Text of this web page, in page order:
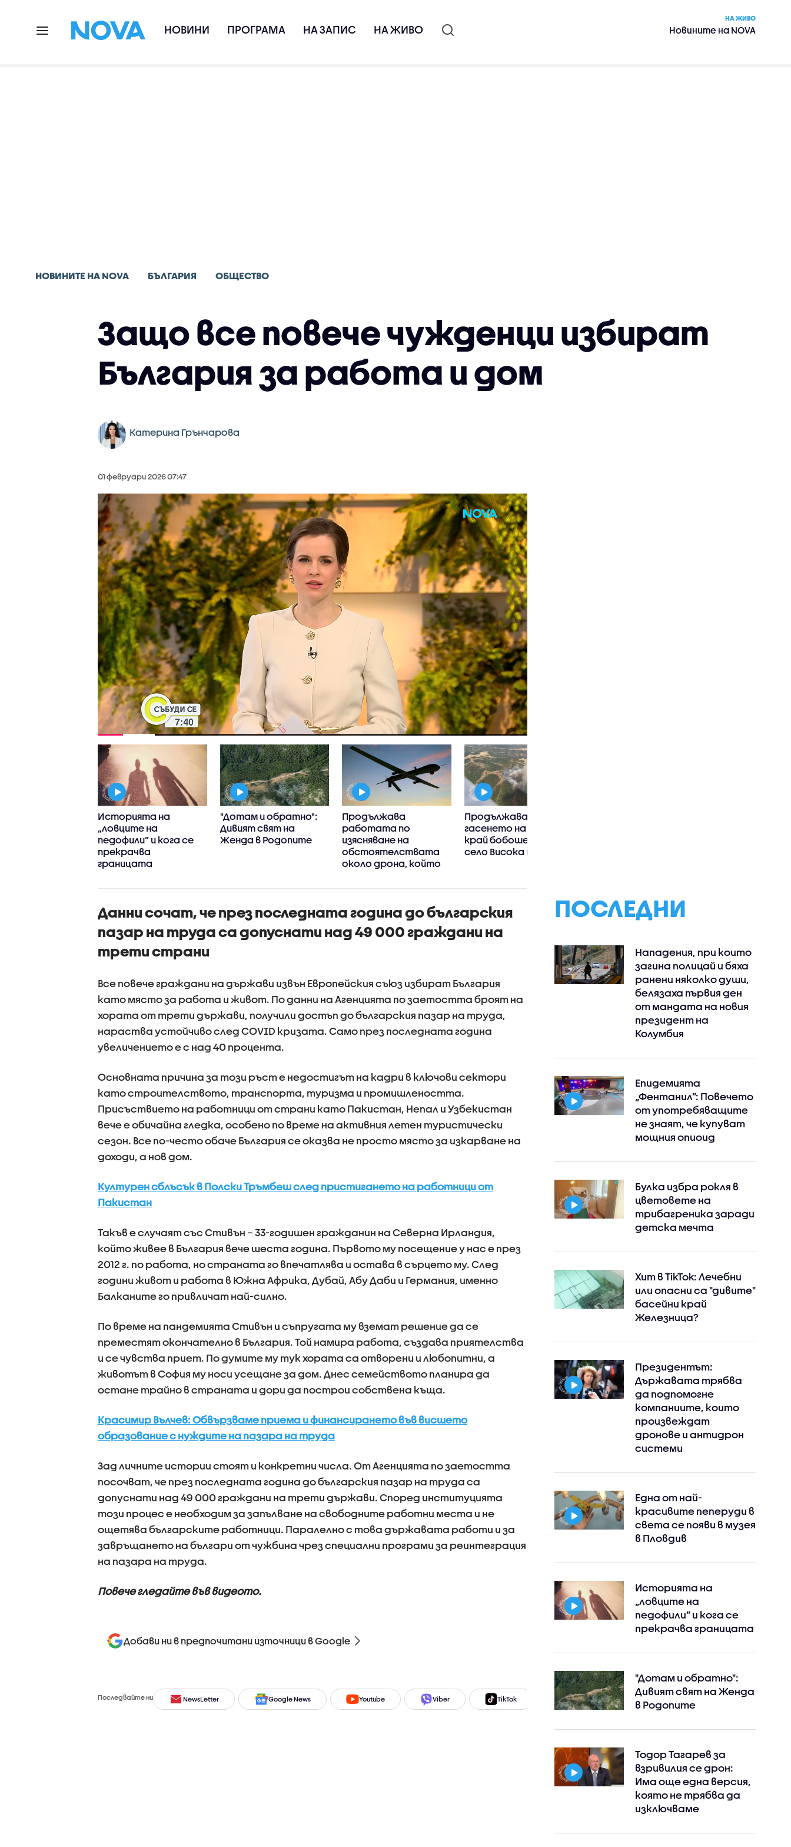
НОВИНИ ПРОГРАМА НА ЗАПИС НА ЖИВО
НА ЖИВО
Новините на NOVA
НОВИНИТЕ НА NOVA БЪЛГАРИЯ ОБЩЕСТВО
Защо все повече чужденци избират
България за работа и дом
Катерина Грънчарова
01 февруари 2026 07:47
Историята на
„ловците на
педофили” и кога се
прекрачва
границата
"Дотам и обратно":
Дивият свят на
Женда в Родопите
Продължава
работата по
изясняване на
обстоятелствата
около дрона, който
българска
Продължава
гасенето на пожара
край бобошевското
село Висока могила
Данни сочат, че през последната година до българския
пазар на труда са допуснати над 49 000 граждани на
трети страни
Все повече граждани на държави извън Европейския съюз избират България
като място за работа и живот. По данни на Агенцията по заетостта броят на
хората от трети държави, получили достъп до българския пазар на труда,
нараства устойчиво след COVID кризата. Само през последната година
увеличението е с над 40 процента.
Основната причина за този ръст е недостигът на кадри в ключови сектори
като строителството, транспорта, туризма и промишлеността.
Присъствието на работници от страни като Пакистан, Непал и Узбекистан
вече е обичайна гледка, особено по време на активния летен туристически
сезон. Все по-често обаче България се оказва не просто място за изкарване на
доходи, а нов дом.
Културен сблъсък в Полски Тръмбеш след пристигането на работници от
Пакистан
Такъв е случаят със Стивън – 33-годишен гражданин на Северна Ирландия,
който живее в България вече шеста година. Първото му посещение у нас е през
2012 г. по работа, но страната го впечатлява и остава в сърцето му. След
години живот и работа в Южна Африка, Дубай, Абу Даби и Германия, именно
Балканите го привличат най-силно.
По време на пандемията Стивън и съпругата му вземат решение да се
преместят окончателно в България. Той намира работа, създава приятелства
и се чувства приет. По думите му тук хората са отворени и любопитни, а
животът в София му носи усещане за дом. Днес семейството планира да
остане трайно в страната и дори да построи собствена къща.
Красимир Вълчев: Обвързваме приема и финансирането във висшето
образование с нуждите на пазара на труда
Зад личните истории стоят и конкретни числа. От Агенцията по заетостта
посочват, че през последната година до българския пазар на труда са
допуснати над 49 000 граждани на трети държави. Според институцията
този процес е необходим за запълване на свободните работни места и не
ощетява българските работници. Паралелно с това държавата работи и за
завръщането на българи от чужбина чрез специални програми за реинтеграция
на пазара на труда.
Повече гледайте във видеото.
Добави ни в предпочитани източници в Google
Последвайте ни NewsLetter Google News Youtube Viber TikTok Instagram
ПОСЛЕДНИ
Нападения, при които
загина полицай и бяха
ранени няколко души,
белязаха първия ден
от мандата на новия
президент на
Колумбия
Епидемията
„Фентанил”: Повечето
от употребяващите
не знаят, че купуват
мощния опиоид
Булка избра рокля в
цветовете на
трибагреника заради
детска мечта
Хит в TikTok: Лечебни
или опасни са "дивите"
басейни край
Железница?
Президентът:
Държавата трябва
да подпомогне
компаниите, които
произвеждат
дронове и антидрон
системи
Една от най-
красивите пеперуди в
света се появи в музея
в Пловдив
Историята на
„ловците на
педофили” и кога се
прекрачва границата
"Дотам и обратно":
Дивият свят на Женда
в Родопите
Тодор Тагарев за
взривилия се дрон:
Има още една версия,
която не трябва да
изключваме